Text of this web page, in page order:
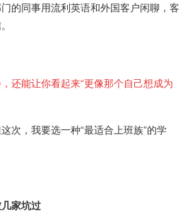
的同事用流利英语和外国客户闲聊，客
还能让你看起来“更像那个自己想成为
次，我要选一种“最适合上班族”的学
家坑过